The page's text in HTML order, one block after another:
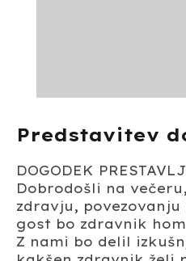
Predstavitev
DOGODEK
Dobrodošli na
zdravju,
gost bo zdravnik
Z nami bo delil